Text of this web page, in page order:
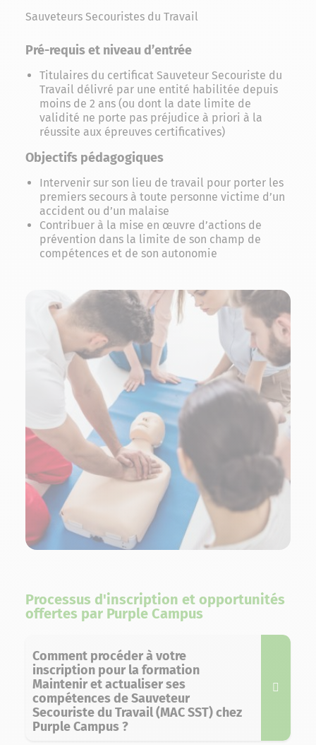
Sauveteurs Secouristes du Travail
Pré-requis et niveau d’entrée
Titulaires du certificat Sauveteur Secouriste du
Travail délivré par une entité habilitée depuis
moins de 2 ans (ou dont la date limite de
validité ne porte pas préjudice à priori à la
réussite aux épreuves certificatives)
Objectifs pédagogiques
Intervenir sur son lieu de travail pour porter les
premiers secours à toute personne victime d’un
accident ou d’un malaise
Contribuer à la mise en œuvre d’actions de
prévention dans la limite de son champ de
compétences et de son autonomie
Processus d'inscription et opportunités
offertes par Purple Campus
Comment procéder à votre
inscription pour la formation
Maintenir et actualiser ses
compétences de Sauveteur
Secouriste du Travail (MAC SST) chez
Purple Campus ?